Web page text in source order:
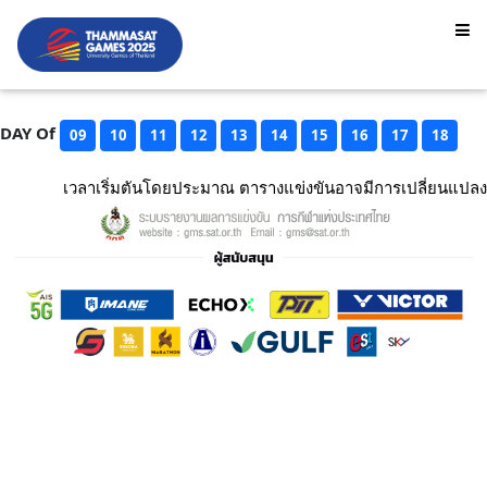
DAY Of 09 10 11 12 13 14 15 16 17 18
เวลาเริ่มตันโดยประมาณ ตารางแข่งขันอาจมีการเปลี่ยนแปลง